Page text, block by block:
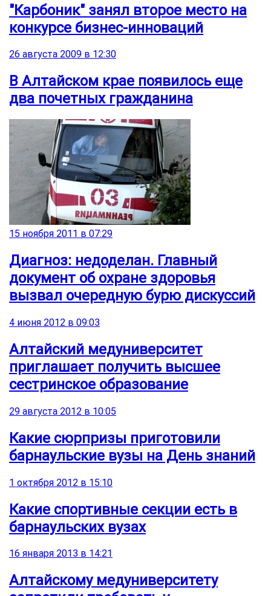
"Карбоник" занял второе место на
конкурсе бизнес-инноваций
26 августа 2009 в 12:30
В Алтайском крае появилось еще
два почетных гражданина
15 ноября 2011 в 07:29
Диагноз: недоделан. Главный
документ об охране здоровья
вызвал очередную бурю дискуссий
4 июня 2012 в 09:03
Алтайский медуниверситет
приглашает получить высшее
сестринское образование
29 августа 2012 в 10:05
Какие сюрпризы приготовили
барнаульские вузы на День знаний
1 октября 2012 в 15:10
Какие спортивные секции есть в
барнаульских вузах
16 января 2013 в 14:21
Алтайскому медуниверситету